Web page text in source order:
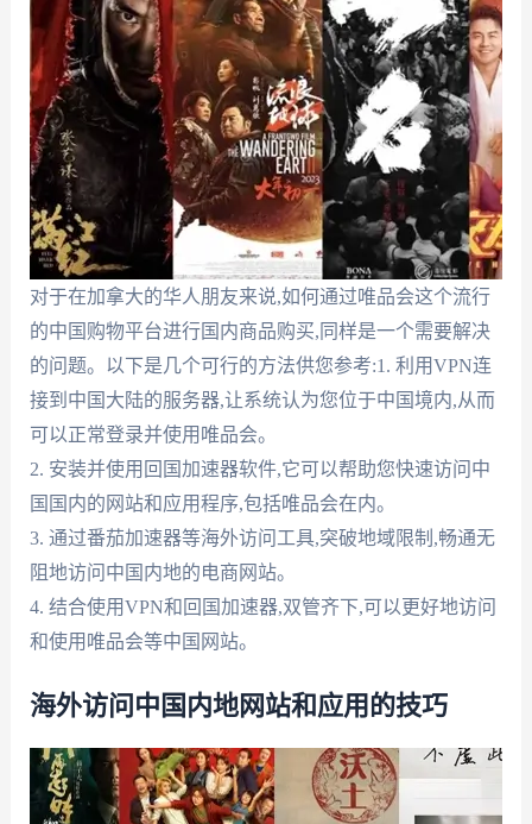
对于在加拿大的华人朋友来说,如何通过唯品会这个流行
的中国购物平台进行国内商品购买,同样是一个需要解决
的问题。以下是几个可行的方法供您参考:1. 利用VPN连
接到中国大陆的服务器,让系统认为您位于中国境内,从而
可以正常登录并使用唯品会。
2. 安装并使用回国加速器软件,它可以帮助您快速访问中
国国内的网站和应用程序,包括唯品会在内。
3. 通过番茄加速器等海外访问工具,突破地域限制,畅通无
阻地访问中国内地的电商网站。
4. 结合使用VPN和回国加速器,双管齐下,可以更好地访问
和使用唯品会等中国网站。
海外访问中国内地网站和应用的技巧